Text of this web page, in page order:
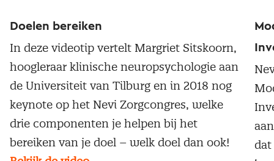
Doelen bereiken
In deze videotip vertelt Margriet Sitskoorn,
hoogleraar klinische neuropsychologie aan
de Universiteit van Tilburg en in 2018 nog
keynote op het Nevi Zorgcongres, welke
drie componenten je helpen bij het
bereiken van je doel – welk doel dan ook!
dat